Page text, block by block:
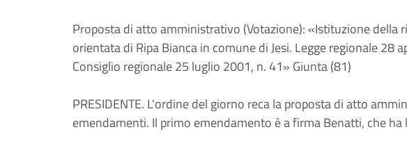
Proposta di atto amministrativo (Votazione): «Istituzione della
orientata di Ripa Bianca in comune di Jesi. Legge regionale 28
Consiglio regionale 25 luglio 2001, n. 41» Giunta (81)
PRESIDENTE. L'ordine del giorno reca la proposta di atto
emendamenti. Il primo emendamento è a firma Benatti, che ha